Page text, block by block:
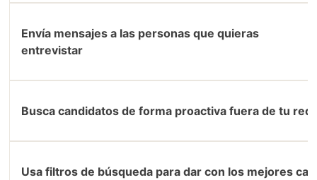
Envía mensajes a las personas que quieras
entrevistar
Busca candidatos de forma proactiva fuera de tu red
Usa filtros de búsqueda para dar con los mejores